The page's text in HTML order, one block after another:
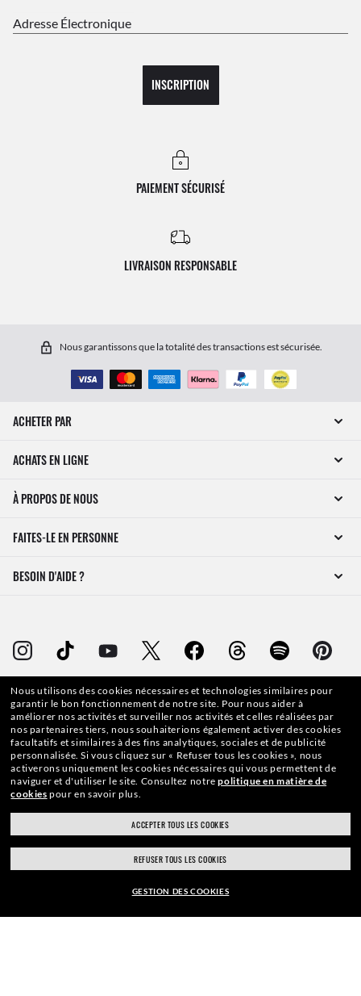
Adresse Électronique
INSCRIPTION
PAIEMENT SÉCURISÉ
LIVRAISON RESPONSABLE
Nous garantissons que la totalité des transactions est sécurisée.
ACHETER PAR
ACHATS EN LIGNE
À PROPOS DE NOUS
FAITES-LE EN PERSONNE
BESOIN D'AIDE ?
WebID # 554 244 962
AVERTISSEMENTS ET INFORMATIONS DE SÉCURITÉ SUR LES PRODUITS
POLITIQUE DE PROTECTION DES DONNÉES À CARACTÈRE PERSONNEL
CONDITIONS GÉNÉRALES D’UTILISATION
Nous utilisons des cookies nécessaires et technologies similaires pour
garantir le bon fonctionnement de notre site. Pour nous aider à
améliorer nos activités et surveiller nos activités et celles réalisées par
nos partenaires tiers, nous souhaiterions également activer des cookies
facultatifs et similaires à des fins analytiques, sociales et de publicité
personnalisée. Si vous cliquez sur « Refuser tous les cookies », nous
activerons uniquement les cookies nécessaires qui vous permettent de
naviguer et d'utiliser le site. Consultez notrepolitique en matière de
cookies pour en savoir plus.
ACCEPTER TOUS LES COOKIES
REFUSER TOUS LES COOKIES
GESTION DES COOKIES